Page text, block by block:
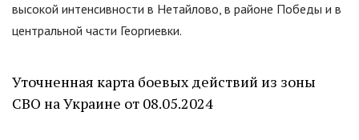
высокой интенсивности в Нетайлово, в районе Победы и в
центральной части Георгиевки.
Уточненная карта боевых действий из зоны
СВО на Украине от 08.05.2024